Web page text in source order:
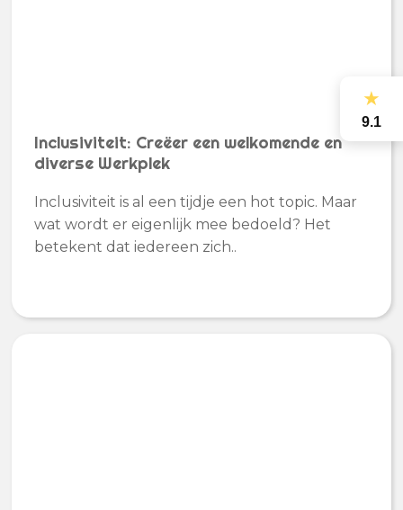
Inclusiviteit: Creëer een welkomende en
diverse Werkplek
Inclusiviteit is al een tijdje een hot topic. Maar
wat wordt er eigenlijk mee bedoeld? Het
betekent dat iedereen zich..
★
9.1